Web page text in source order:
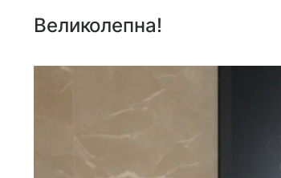
Великолепна!